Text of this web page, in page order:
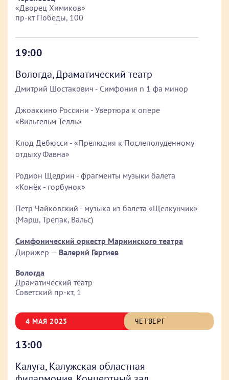
«Дворец Химиков»
пр-кт Победы, 100
19:00
Вологда, Драматический театр
Дмитрий Шостакович - Симфония n 1 фа минор
Джоаккино Россини - Увертюра к опере
«Вильгельм Телль»
Клод Дебюсси - «Прелюдия к Послеполуденному
отдыху Фавна»
Родион Щедрин - фрагменты музыки балета
«Конёк - горбунок»
Петр Чайковский - музыка из балета «Щелкунчик»
(Марш, Трепак, Вальс)
Симфонический оркестр Мариинского театра
Дирижер — Валерий Гергиев
Вологда
Драматический театр
Советский пр-кт, 1
4 МАЯ 2023 ЧЕТВЕРГ
13:00
Калуга, Калужская областная